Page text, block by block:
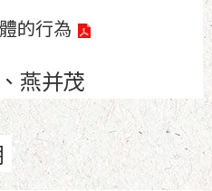
的行為
燕并茂